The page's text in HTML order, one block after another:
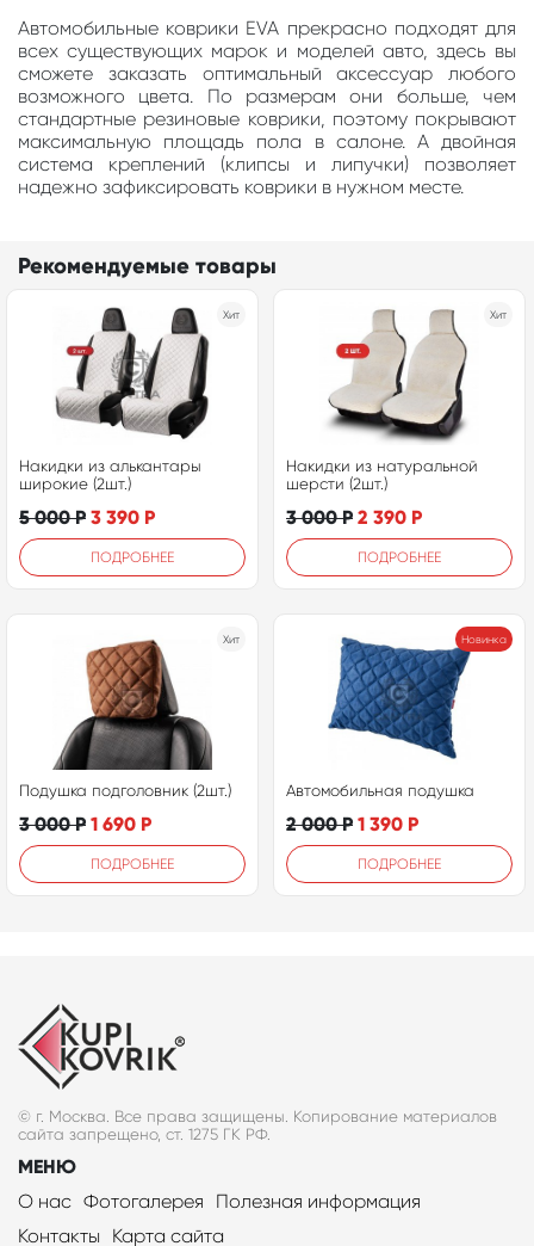
Автомобильные коврики EVA прекрасно подходят для
всех существующих марок и моделей авто, здесь вы
сможете заказать оптимальный аксессуар любого
возможного цвета. По размерам они больше, чем
стандартные резиновые коврики, поэтому покрывают
максимальную площадь пола в салоне. А двойная
система креплений (клипсы и липучки) позволяет
надежно зафиксировать коврики в нужном месте.
Рекомендуемые товары
Хит
Накидки из алькантары
широкие (2шт.)
5 000Р 3 390 Р
ПОДРОБНЕЕ
Хит
Накидки из натуральной
шерсти (2шт.)
3 000Р 2 390 Р
ПОДРОБНЕЕ
Хит
Подушка подголовник (2шт.)
3 000Р 1 690 Р
ПОДРОБНЕЕ
Новинка
Автомобильная подушка
2 000Р 1 390 Р
ПОДРОБНЕЕ
© г. Москва. Все права защищены. Копирование материалов
сайта запрещено, ст. 1275 ГК РФ.
МЕНЮ
О нас Фотогалерея
Полезная информация
Контакты
Карта сайта